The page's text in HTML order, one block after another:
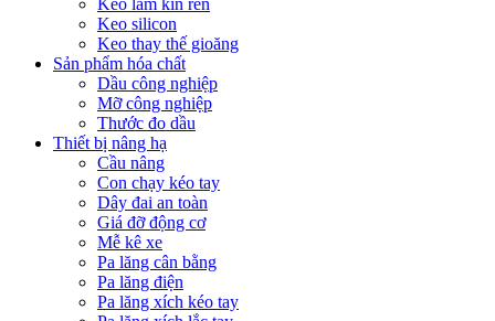
Keo silicon
Keo thay thế gioăng
Sản phẩm hóa chất
Dầu công nghiệp
Mỡ công nghiệp
Thước đo dầu
Thiết bị nâng hạ
Cầu nâng
Con chạy kéo tay
Dây đai an toàn
Giá đỡ động cơ
Mễ kê xe
Pa lăng cân bằng
Pa lăng điện
Pa lăng xích kéo tay